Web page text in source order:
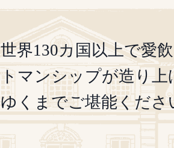
世界130カ国以上で愛
トマンシップが造り
ゆくまでご堪能くださ